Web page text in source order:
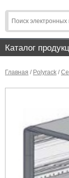
Каталог
Главная / Polyrack /